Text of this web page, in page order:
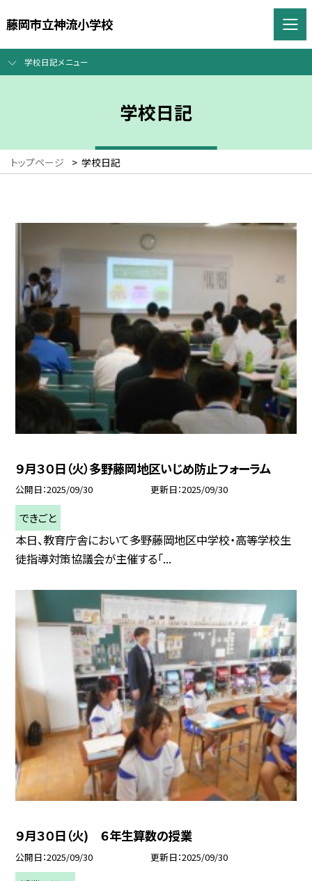
藤岡市立神流小学校
学校日記メニュー
学校日記
トップページ > 学校日記
９月３０日（火）多野藤岡地区いじめ防止フォーラム
公開日 2025/09/30 更新日 2025/09/30
できごと
本日、教育庁舎において多野藤岡地区中学校・高等学校生
徒指導対策協議会が主催する「...
９月３０日（火) ６年生算数の授業
公開日 2025/09/30 更新日 2025/09/30